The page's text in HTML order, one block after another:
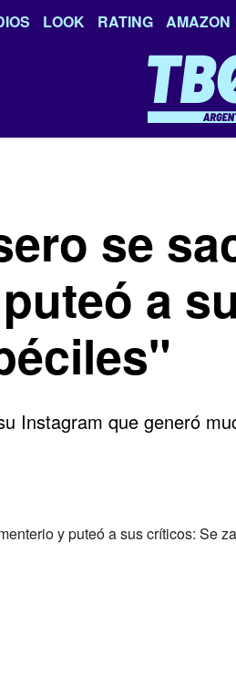
LOOK RATING AMAZON
se
a
Instagram que generó